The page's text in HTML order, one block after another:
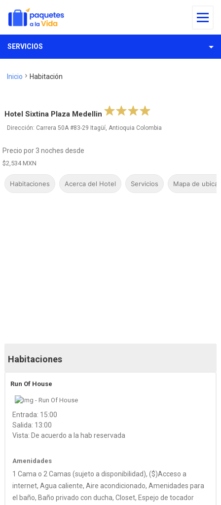
SERVICIOS
Inicio Habitación
Hotel Sixtina Plaza Medellin
Dirección: Carrera 50A #83-29 Itagüí, Antioquia Colombia
Precio por 3 noches desde
$2,534 MXN
Habitaciones Acerca del Hotel Servicios Mapa de
Habitaciones
Run Of House
Entrada: 15:00
Salida: 13:00
Vista: De acuerdo a la hab reservada
Amenidades
1 Cama o 2 Camas (sujeto a disponibilidad), ($)Acceso a
internet, Agua caliente, Aire acondicionado, Amenidades para
el baño, Baño privado con ducha, Closet, Espejo de tocador